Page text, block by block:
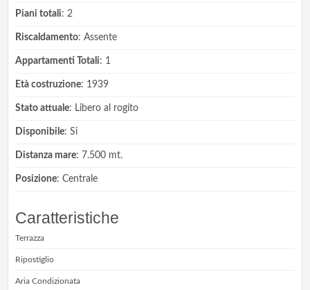
Piani totali: 2
Riscaldamento: Assente
Appartamenti Totali: 1
Età costruzione: 1939
Stato attuale: Libero al rogito
Disponibile: Si
Distanza mare: 7.500 mt.
Posizione: Centrale
Caratteristiche
Terrazza
Ripostiglio
Aria Condizionata